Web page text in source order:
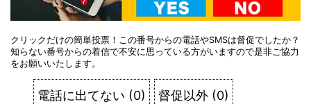
クリックだけの簡単投票！この番号からの電話やSMSは督促でしたか？
知らない番号からの着信で不安に思っている方がいますので是非ご協力
をお願いいたします。
電話に出てない (0) 督促以外 (0)